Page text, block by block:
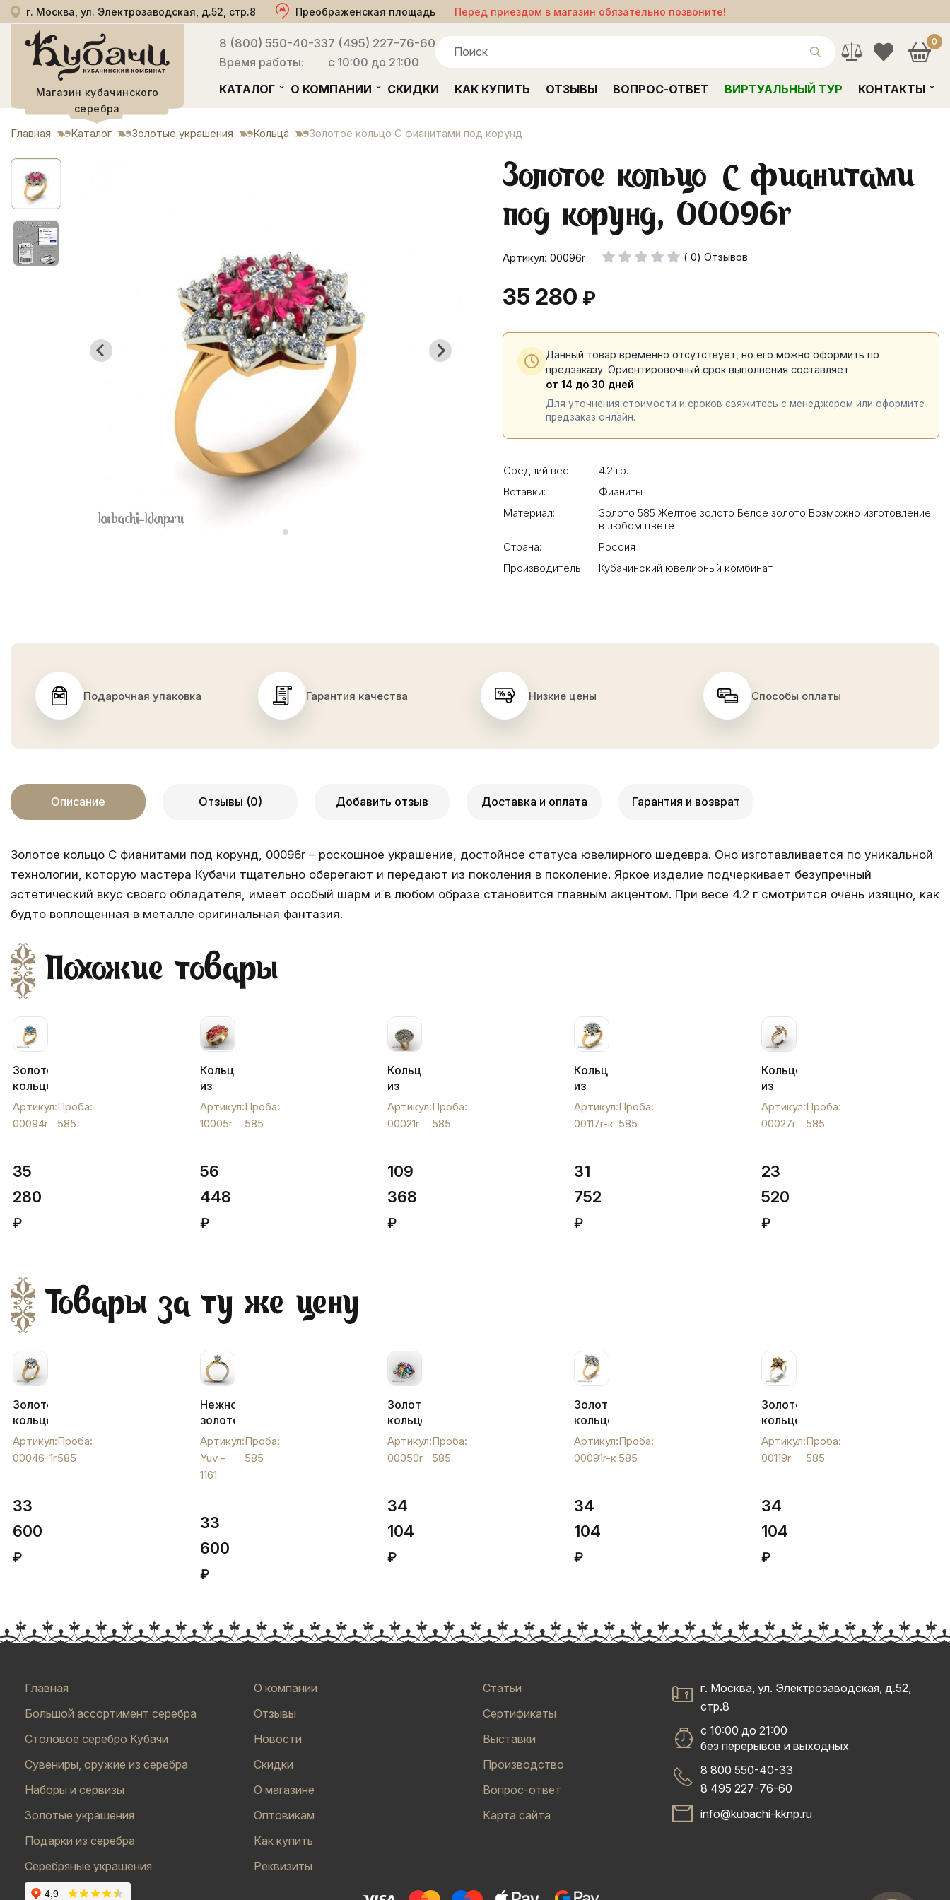
г. Москва, ул. Электрозаводская, д.52, стр.8 Преображенская площадь Перед приездом в магазин обязательно позвоните!
Магазин кубачинского
серебра
8 (800) 550-40-33
Время работы:
7 (495) 227-76-60
с 10:00 до 21:00
0
КАТАЛОГ О КОМПАНИИ СКИДКИ КАК КУПИТЬ ОТЗЫВЫ ВОПРОС-ОТВЕТ ВИРТУАЛЬНЫЙ ТУР КОНТАКТЫ
Главная Каталог Золотые украшения Кольца Золотое кольцо С фианитами под корунд
Золотое кольцо С фианитами
под корунд, 00096r
Артикул: 00096r ( 0) Отзывов
35 280 ₽
Данный товар временно отсутствует, но его можно оформить по
предзаказу. Ориентировочный срок выполнения составляет
от 14 до 30 дней.
Для уточнения стоимости и сроков свяжитесь с менеджером или оформите
предзаказ онлайн.
Средний вес:
4.2 гр.
Вставки:
Фианиты
Материал:
Золото 585 Желтое золото Белое золото Возможно изготовление
в любом цвете
Страна:
Россия
Производитель:
Кубачинский ювелирный комбинат
Подарочная упаковка Гарантия качества Низкие цены Способы оплаты
Описание Отзывы (0) Добавить отзыв Доставка и оплата Гарантия и возврат
Золотое кольцо С фианитами под корунд, 00096r – роскошное украшение, достойное статуса ювелирного шедевра. Оно изготавливается по уникальной
технологии, которую мастера Кубачи тщательно оберегают и передают из поколения в поколение. Яркое изделие подчеркивает безупречный
эстетический вкус своего обладателя, имеет особый шарм и в любом образе становится главным акцентом. При весе 4.2 г смотрится очень изящно, как
будто воплощенная в металле оригинальная фантазия.
Похожие товары
Золотое
кольцо
с
цветными
фианитами
топаз,
00094r
Артикул:
00094r
Проба:
585
35
280
₽
Кольцо
из
золота
с
фианитами
искусственными
гранатами,
10005r
Артикул:
10005r
Проба:
585
56
448
₽
Кольцо
из
золота
с
фианитами
00021r
Артикул:
00021r
Проба:
585
109
368
₽
Кольцо
из
золота
с
фианитами
00117r-
к
Артикул:
00117r-к
Проба:
585
31
752
₽
Кольцо
из
золота
с
крупным
00027r
Артикул:
00027r
Проба:
585
23
520
₽
Товары за ту же цену
Золоте
кольцо
с
фианитами
"Малинка",
1r
Артикул:
00046-1r
Проба:
585
33
600
₽
Нежное
золотое
кольцо
с
одним
фианитом,
Артикул:
Yuv -
1161
Проба:
585
33
600
₽
Золотое
кольцо
с
цветными
фианитами
00050r
Артикул:
00050r
Проба:
585
34
104
₽
Золотое
кольцо
с
фианитами
"Луч",
к
Артикул:
00091r-к
Проба:
585
34
104
₽
Золотое
кольцо
с
фианитами
в
00119r
Артикул:
00119r
Проба:
585
34
104
₽
Главная
Большой ассортимент серебра
Столовое серебро Кубачи
Сувениры, оружие из серебра
Наборы и сервизы
Золотые украшения
Подарки из серебра
Серебряные украшения
О компании
Отзывы
Новости
Скидки
О магазине
Оптовикам
Как купить
Реквизиты
Статьи
Сертификаты
Выставки
Производство
Вопрос-ответ
Карта сайта
г. Москва, ул. Электрозаводская, д.52,
стр.8
с 10:00 до 21:00
без перерывов и выходных
8 800 550-40-33
8 495 227-76-60
info@kubachi-kknp.ru